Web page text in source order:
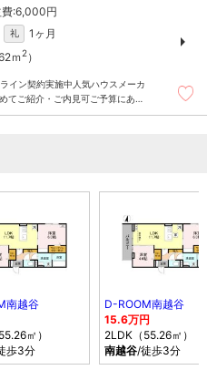
6,000円
礼
1ヶ月
ｍ 2）
イン契約実施中人気ハウスメーカ
てご紹介・ご内見可ご予算にあっ
南越谷
㎡）
歩3分
D-ROOM南越谷
15.6万円
2LDK（55.26㎡）
南越谷/徒歩3分